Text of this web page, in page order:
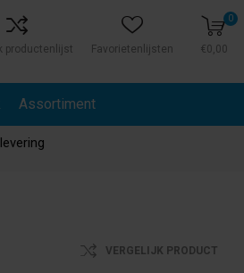
productenlijst Favorietenlijsten
0
€0,00
Assortiment
VERGELIJK PRODUCT